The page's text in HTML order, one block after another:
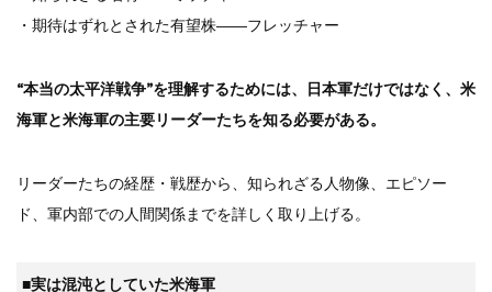
・期待はずれとされた有望株――フレッチャー
“本当の太平洋戦争”を理解するためには、日本軍だけではなく、米
海軍と米海軍の主要リーダーたちを知る必要がある。
リーダーたちの経歴・戦歴から、知られざる人物像、エピソー
ド、軍内部での人間関係までを詳しく取り上げる。
■実は混沌としていた米海軍